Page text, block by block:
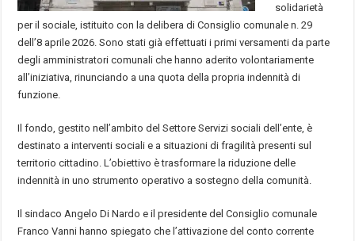
solidarietà
per il sociale, istituito con la delibera di Consiglio comunale n. 29
dell’8 aprile 2026. Sono stati già effettuati i primi versamenti da parte
degli amministratori comunali che hanno aderito volontariamente
all’iniziativa, rinunciando a una quota della propria indennità di
funzione.
Il fondo, gestito nell’ambito del Settore Servizi sociali dell’ente, è
destinato a interventi sociali e a situazioni di fragilità presenti sul
territorio cittadino. L’obiettivo è trasformare la riduzione delle
indennità in uno strumento operativo a sostegno della comunità.
Il sindaco Angelo Di Nardo e il presidente del Consiglio comunale
Franco Vanni hanno spiegato che l’attivazione del conto corrente